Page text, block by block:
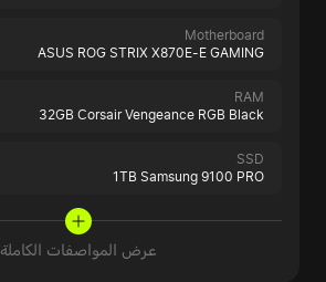
Motherboard
ASUS ROG STRIX X870E-E GAMING
RAM
32GB Corsair Vengeance RGB Black
SSD
1TB Samsung 9100 PRO
عرض المواصفات الكاملة